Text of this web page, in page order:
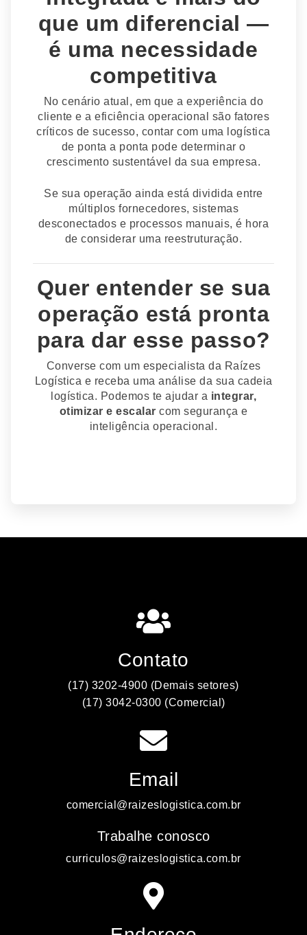
que um diferencial —
é uma necessidade
competitiva
No cenário atual, em que a experiência do
cliente e a eficiência operacional são fatores
críticos de sucesso, contar com uma logística
de ponta a ponta pode determinar o
crescimento sustentável da sua empresa.
Se sua operação ainda está dividida entre
múltiplos fornecedores, sistemas
desconectados e processos manuais, é hora
de considerar uma reestruturação.
Quer entender se sua
operação está pronta
para dar esse passo?
Converse com um especialista da Raízes
Logística e receba uma análise da sua cadeia
logística. Podemos te ajudar a integrar,
otimizar e escalar com segurança e
inteligência operacional.
Contato
(17) 3202-4900 (Demais setores)
(17) 3042-0300 (Comercial)
Email
comercial@raizeslogistica.com.br
Trabalhe conosco
curriculos@raizeslogistica.com.br